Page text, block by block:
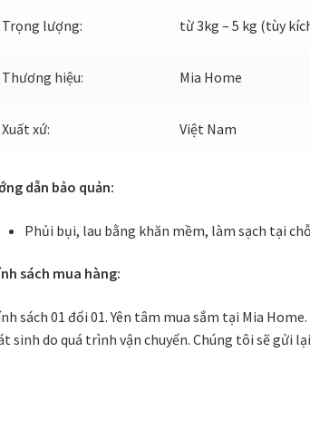
Trọng lượng: từ 3kg – 5 kg (tùy
Thương hiệu: Mia Home
Xuất xứ: Việt Nam
dẫn bảo quản:
Phủi bụi, lau bằng khăn mềm, làm sạch tại
sách mua hàng:
sách 01 đổi 01. Yên tâm mua sắm tại Mia
sinh do quá trình vận chuyển. Chúng tôi sẽ gửi